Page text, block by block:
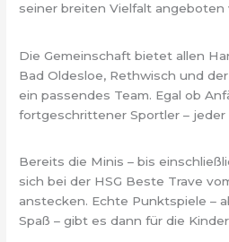
seiner breiten Vielfalt angeboten
Die Gemeinschaft bietet allen
Bad Oldesloe, Rethwisch und
ein passendes Team. Egal ob
fortgeschrittener Sportler – jeder
Bereits die Minis – bis
sich bei der HSG Beste Trave
anstecken. Echte Punktspiele –
Spaß – gibt es dann für die